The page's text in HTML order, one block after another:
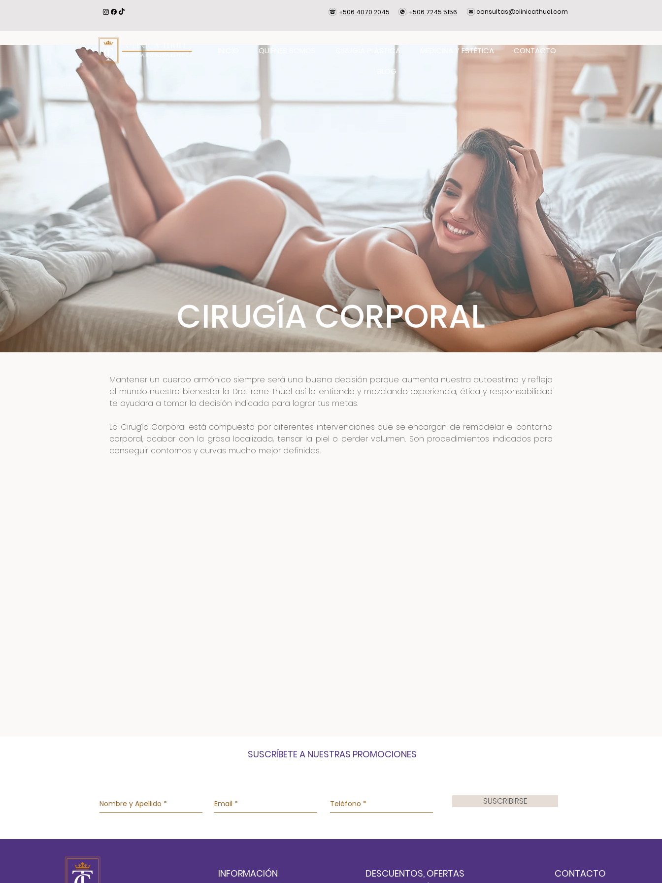
+506 4070 2045 +506 7245 5156 consultas@clinicathuel.com
QUIÉNES SOMOS CIRUGÍA PLÁSTICA MEDICINA Y ESTÉTICA
CONTACTO
BLOG
CIRUGÍA CORPORAL
Mantener un cuerpo armónico siempre será una buena decisión porque aumenta nuestra autoestima y refleja
al mundo nuestro bienestar la Dra. Irene Thüel así lo entiende y mezclando experiencia, ética y responsabilidad
te ayudara a tomar la decisión indicada para lograr tus metas.
La Cirugía Corporal está compuesta por diferentes intervenciones que se encargan de remodelar el contorno
corporal, acabar con la grasa localizada, tensar la piel o perder volumen. Son procedimientos indicados para
conseguir contornos y curvas mucho mejor definidas.
SUSCRÍBETE A NUESTRAS PROMOCIONES
SUSCRIBIRSE
INFORMACIÓN
DESCUENTOS, OFERTAS
CONTACTO